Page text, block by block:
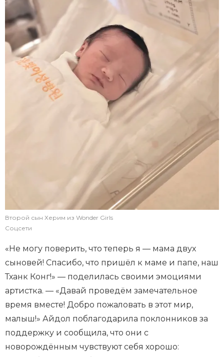
Второй сын Херим из Wonder Girls
Соцсети
«Не могу поверить, что теперь я — мама двух
сыновей! Спасибо, что пришёл к маме и папе, наш
Тханк Конг!» — поделилась своими эмоциями
артистка. — «Давай проведём замечательное
время вместе! Добро пожаловать в этот мир,
малыш!» Айдол поблагодарила поклонников за
поддержку и сообщила, что они с
новорождённым чувствуют себя хорошо: